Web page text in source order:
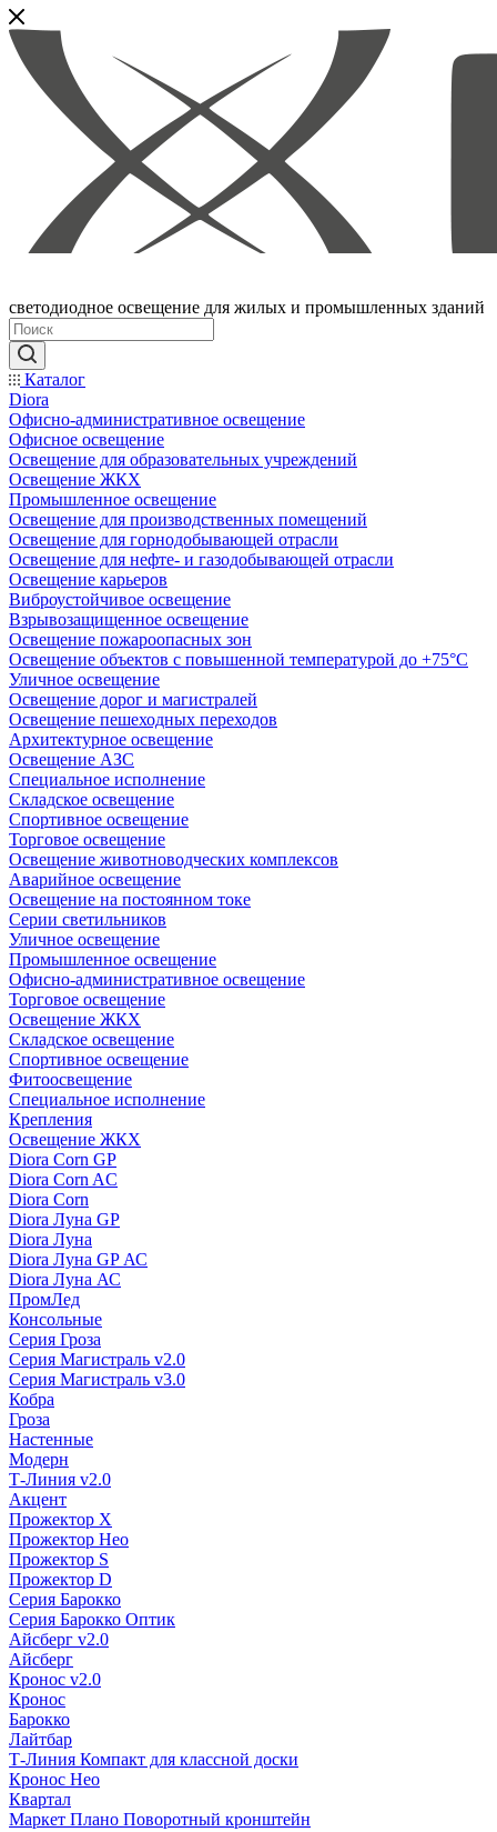
светодиодное освещение для жилых и промышленных зданий
Каталог
Diora
Офисно-административное освещение
Офисное освещение
Освещение для образовательных учреждений
Освещение ЖКХ
Промышленное освещение
Освещение для производственных помещений
Освещение для горнодобывающей отрасли
Освещение для нефте- и газодобывающей отрасли
Освещение карьеров
Виброустойчивое освещение
Взрывозащищенное освещение
Освещение пожароопасных зон
Освещение объектов с повышенной температурой до +75°C
Уличное освещение
Освещение дорог и магистралей
Освещение пешеходных переходов
Архитектурное освещение
Освещение АЗС
Специальное исполнение
Складское освещение
Спортивное освещение
Торговое освещение
Освещение животноводческих комплексов
Аварийное освещение
Освещение на постоянном токе
Серии светильников
Уличное освещение
Промышленное освещение
Офисно-административное освещение
Торговое освещение
Освещение ЖКХ
Складское освещение
Спортивное освещение
Фитоосвещение
Специальное исполнение
Крепления
Освещение ЖКХ
Diora Corn GP
Diora Corn AC
Diora Corn
Diora Луна GP
Diora Луна
Diora Луна GP АС
Diora Луна АС
ПромЛед
Консольные
Серия Гроза
Серия Магистраль v2.0
Серия Магистраль v3.0
Кобра
Гроза
Настенные
Модерн
Т-Линия v2.0
Акцент
Прожектор X
Прожектор Нео
Прожектор S
Прожектор D
Серия Барокко
Серия Барокко Оптик
Айсберг v2.0
Айсберг
Кронос v2.0
Кронос
Барокко
Лайтбар
Т-Линия Компакт для классной доски
Кронос Нео
Квартал
Маркет Плано Поворотный кронштейн